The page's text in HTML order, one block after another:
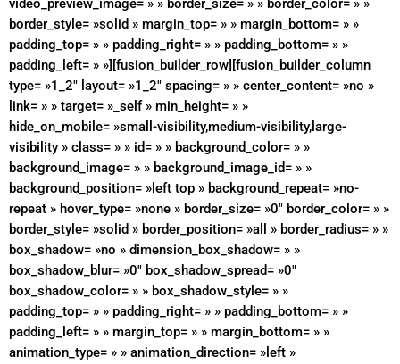
video_preview_image= » » border_size= » » border_color= » »
border_style= »solid » margin_top= » » margin_bottom= » »
padding_top= » » padding_right= » » padding_bottom= » »
padding_left= » »][fusion_builder_row][fusion_builder_column
type= »1_2″ layout= »1_2″ spacing= » » center_content= »no »
link= » » target= »_self » min_height= » »
hide_on_mobile= »small-visibility,medium-visibility,large-
visibility » class= » » id= » » background_color= » »
background_image= » » background_image_id= » »
background_position= »left top » background_repeat= »no-
repeat » hover_type= »none » border_size= »0″ border_color= » »
border_style= »solid » border_position= »all » border_radius= » »
box_shadow= »no » dimension_box_shadow= » »
box_shadow_blur= »0″ box_shadow_spread= »0″
box_shadow_color= » » box_shadow_style= » »
padding_top= » » padding_right= » » padding_bottom= » »
padding_left= » » margin_top= » » margin_bottom= » »
animation_type= » » animation_direction= »left »